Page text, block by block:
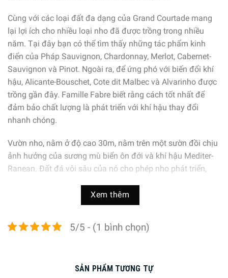
Cùng với các loại đất đa dạng của Grand Courtade mang
lại lợi ích cho nhiều loại nho đã được trồng trong nhiều
năm. Tại đây bạn có thể tìm thấy những tác phẩm kinh
điển của Pháp Sauvignon, Chardonnay, Merlot, Cabernet-
Sauvignon và Pinot. Ngoài ra, để ứng phó với biến đổi khí
hậu, Alicante-Bouschet, Cote dit Malbec và Alvarinho được
trồng gần đây. Famille Fabre biết rằng cách tốt nhất để
đảm bảo chất lượng là phát triển với khí hậu thay đổi
nhanh chóng.
Vườn nho, nằm ở độ cao 30m, nằm trên một sườn đồi chịu
ảnh hưởng của sương mù biển ôn đới và khí hậu Mediter-
Ranean. Đất đá vôi sâu của nó cho phép nho phát triển,
Xem thêm
5/5 - (1 bình chọn)
SẢN PHẨM TƯƠNG TỰ